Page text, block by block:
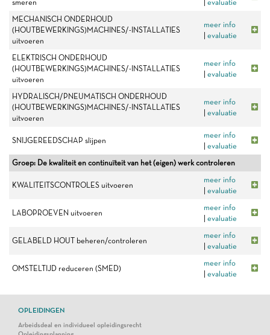
smeren
evaluatie
MECHANISCH ONDERHOUD
(HOUTBEWERKINGS)MACHINES/-INSTALLATIES
uitvoeren
meer info
evaluatie
ELEKTRISCH ONDERHOUD
(HOUTBEWERKINGS)MACHINES/-INSTALLATIES
uitvoeren
meer info
evaluatie
HYDRALISCH/PNEUMATISCH ONDERHOUD
(HOUTBEWERKINGS)MACHINES/-INSTALLATIES
uitvoeren
meer info
evaluatie
SNIJGEREEDSCHAP slijpen
meer info
evaluatie
Groep: De kwaliteit en continuïteit van het (eigen) werk controleren
KWALITEITSCONTROLES uitvoeren
meer info
evaluatie
LABOPROEVEN uitvoeren
meer info
evaluatie
GELABELD HOUT beheren/controleren
meer info
evaluatie
OMSTELTIJD reduceren (SMED)
meer info
evaluatie
OPLEIDINGEN
Arbeidsdeal en individueel opleidingsrecht